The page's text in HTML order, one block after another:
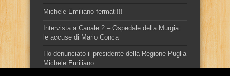
Michele Emiliano fermati!!!
Intervista a Canale 2 – Ospedale della Murgia:
le accuse di Mario Conca
Ho denunciato il presidente della Regione Puglia
Michele Emiliano